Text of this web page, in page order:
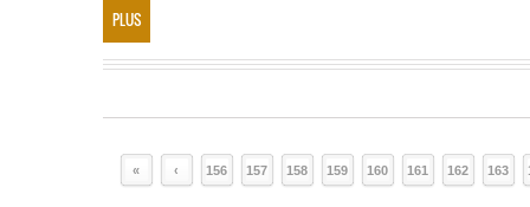
PLUS
« ‹ 156 157 158 159 160 161 162 163